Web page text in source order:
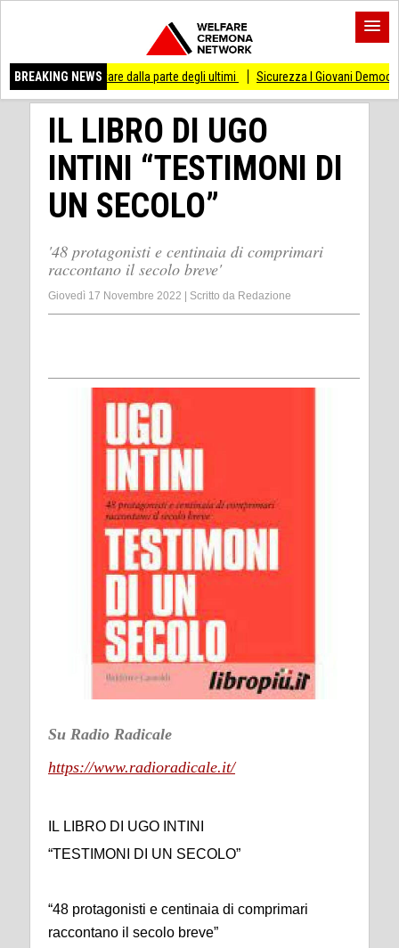
BREAKING NEWS
di stare dalla parte degli ultimi Sicurezza I Giovani Democratici
IL LIBRO DI UGO
INTINI “TESTIMONI DI
UN SECOLO”
'48 protagonisti e centinaia di comprimari
raccontano il secolo breve'
Giovedì 17 Novembre 2022 Scritto da Redazione
Su Radio Radicale
https://www.radioradicale.it/
L LIBRO DI UGO INTINI
“TESTIMONI DI UN SECOLO”
“48 protagonisti e centinaia di comprimari
raccontano il secolo breve”